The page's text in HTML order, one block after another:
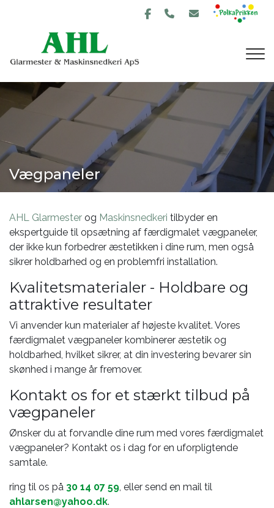
hovedindhold
Vægpaneler
AHL Glarmester og Maskinsnedkeri tilbyder en
ekspertguide til opsætning af færdigmalet vægpaneler,
der ikke kun forbedrer æstetikken i dine rum, men også
sikrer holdbarhed og en problemfri installation.
Kvalitetsmaterialer - Holdbare og
attraktive resultater
Vi anvender kun materialer af højeste kvalitet. Vores
færdigmalet vægpaneler kombinerer æstetik og
holdbarhed, hvilket sikrer, at din investering bevarer sin
skønhed i mange år fremover.
Kontakt os for et stærkt tilbud på
vægpaneler
Ønsker du at forvandle dine rum med vores færdigmalet
vægpaneler? Kontakt os i dag for en uforpligtende
samtale.
ring til os på 30 14 07 59, eller send en mail til
ahlarsen@yahoo.dk.